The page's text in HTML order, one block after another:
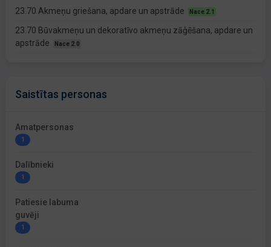
23.70 Akmeņu griešana, apdare un apstrāde Nace 2.1
23.70 Būvakmeņu un dekoratīvo akmeņu zāģēšana, apdare un
apstrāde
Nace 2.0
Saistītas personas
Amatpersonas
1
Dalībnieki
1
Patiesie labuma
guvēji
1